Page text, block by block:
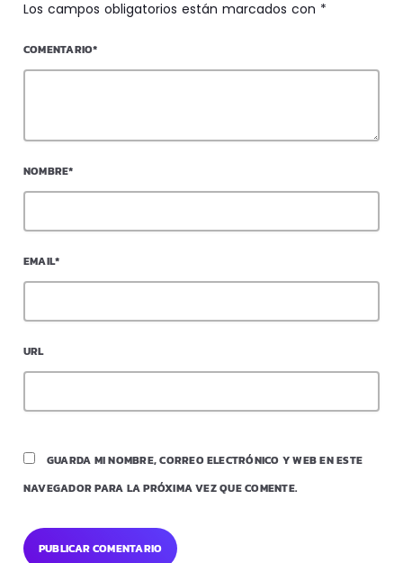
Los campos obligatorios están marcados con *
COMENTARIO*
NOMBRE*
EMAIL*
URL
GUARDA MI NOMBRE, CORREO ELECTRÓNICO Y WEB EN ESTE
NAVEGADOR PARA LA PRÓXIMA VEZ QUE COMENTE.